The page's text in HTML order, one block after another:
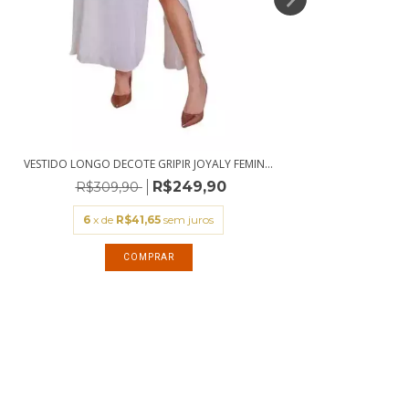
VESTIDO LONGO DECOTE GRIPIR JOYALY FEMIN...
R$309,90 R$249,90
6 x de R$41,65 sem juros
COMPRAR